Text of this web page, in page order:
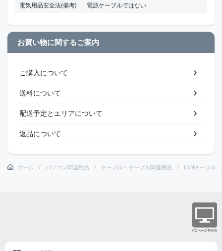
電気用品安全法(備考) 電源ケーブルではない
お買い物に関するご案内
ご購入について
送料について
配送予定とエリアについて
返品について
ホーム パソコン関連用品 ケーブル・ケーブル関連用品 LANケーブル